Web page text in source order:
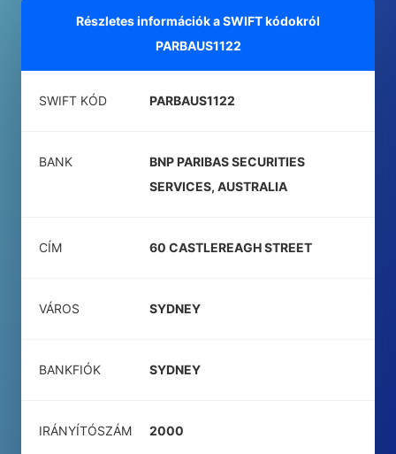
Részletes információk a SWIFT kódokról
PARBAUS1122
SWIFT KÓD PARBAUS1122
BANK
BNP PARIBAS SECURITIES
SERVICES, AUSTRALIA
CÍM 60 CASTLEREAGH STREET
VÁROS SYDNEY
BANKFIÓK SYDNEY
IRÁNYÍTÓSZÁM 2000